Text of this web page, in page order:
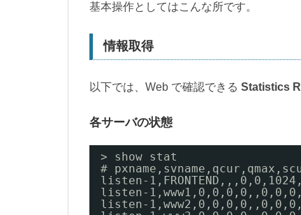
基本操作としてはこんな所です。
情報取得
以下では、Web で確認できる Statistics
各サーバの状態
> show stat
#
listen-
listen-
listen-